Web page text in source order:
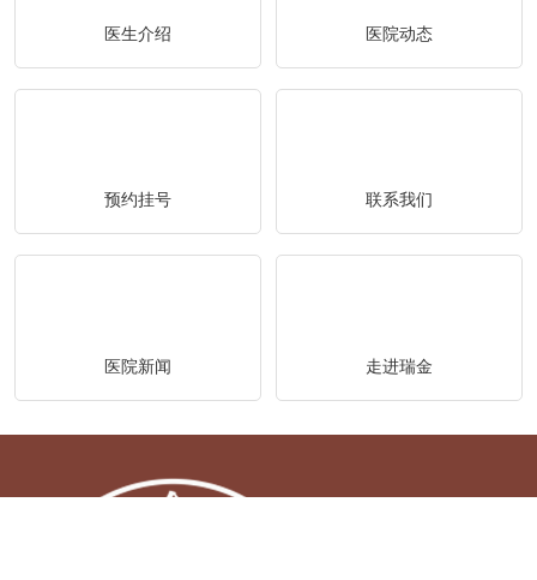
医生介绍 医院动态
预约挂号 联系我们
医院新闻 走进瑞金